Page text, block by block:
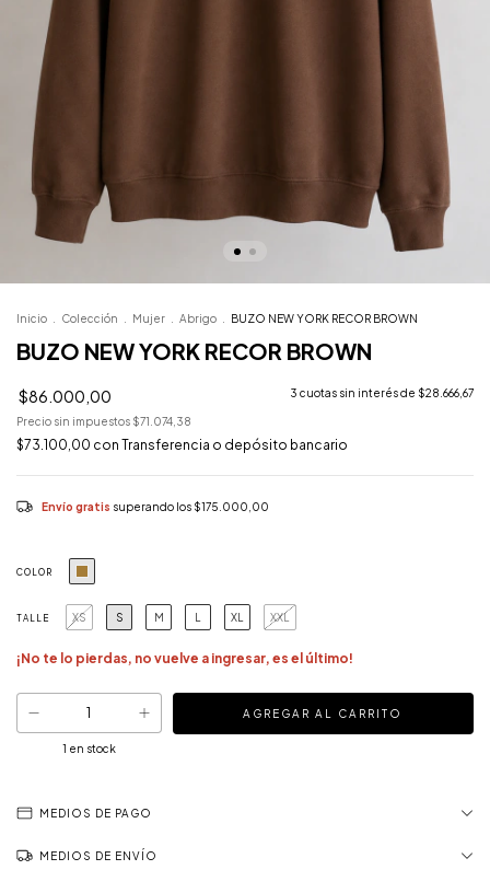
Inicio Colección Mujer Abrigo BUZO NEW YORK RECOR BROWN
BUZO NEW YORK RECOR BROWN
$86.000,00 3 cuotas sin interés de $28.666,67
Precio sin impuestos $71.074,38
$73.100,00 con Transferencia o depósito bancario
Envío gratis superando los $175.000,00
COLOR
TALLE XS S M XL XXL
¡No te lo pierdas, no vuelve a ingresar, es el último!
1 en stock
MEDIOS DE PAGO
MEDIOS DE ENVÍO